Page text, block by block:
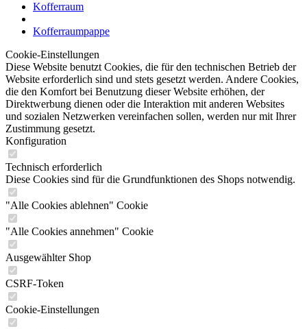
Kofferraum
Kofferraumpappe
Cookie-Einstellungen
Diese Website benutzt Cookies, die für den technischen Betrieb der
Website erforderlich sind und stets gesetzt werden. Andere Cookies,
die den Komfort bei Benutzung dieser Website erhöhen, der
Direktwerbung dienen oder die Interaktion mit anderen Websites
und sozialen Netzwerken vereinfachen sollen, werden nur mit Ihrer
Zustimmung gesetzt.
Konfiguration
Technisch erforderlich
Diese Cookies sind für die Grundfunktionen des Shops notwendig.
"Alle Cookies ablehnen" Cookie
"Alle Cookies annehmen" Cookie
Ausgewählter Shop
CSRF-Token
Cookie-Einstellungen